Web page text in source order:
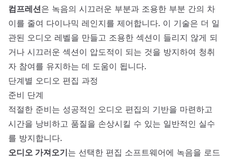
컴프레션은 녹음의 시끄러운 부분과 조용한 부분 간의 차
이를 줄여 다이나믹 레인지를 제어합니다. 이 기술은 더 일
관된 오디오 레벨을 만들고 조용한 섹션이 들리지 않게 되
거나 시끄러운 섹션이 압도적이 되는 것을 방지하여 청취
자 참여를 유지하는 데 도움이 됩니다.
단계별 오디오 편집 과정
준비 단계
적절한 준비는 성공적인 오디오 편집의 기반을 마련하고
시간을 낭비하고 품질을 손상시킬 수 있는 일반적인 실수
를 방지합니다.
오디오 가져오기는 선택한 편집 소프트웨어에 녹음을 로드